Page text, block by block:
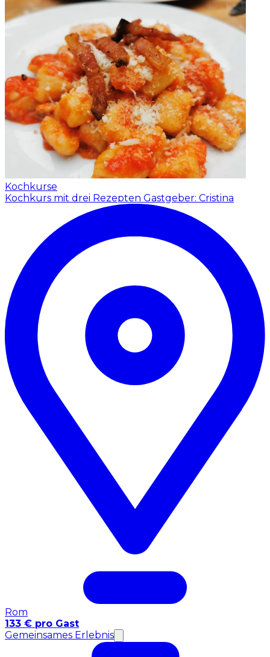
Kochkurse
Kochkurs mit drei Rezepten Gastgeber: Cristina
Rom
133 € pro Gast
Gemeinsames Erlebnis